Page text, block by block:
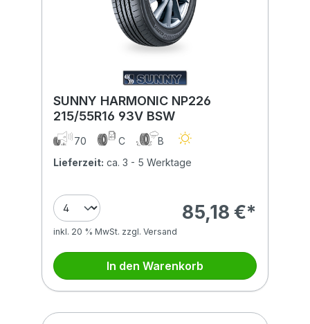
SUNNY HARMONIC NP226
215/55R16 93V BSW
70 C
B
Lieferzeit: ca. 3 - 5 Werktage
85,18 €*
inkl. 20 % MwSt. zzgl. Versand
In den Warenkorb